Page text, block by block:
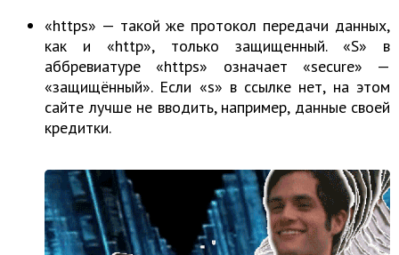
«https» — такой же протокол передачи данных,
как и «http», только защищенный. «S» в
аббревиатуре «https» означает «secure» —
«защищённый». Если «s» в ссылке нет, на этом
сайте лучше не вводить, например, данные своей
кредитки.